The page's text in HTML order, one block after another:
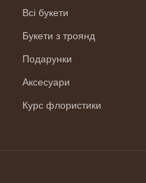
Всі букети
Букети з троянд
Подарунки
Аксесуари
Курс флористики